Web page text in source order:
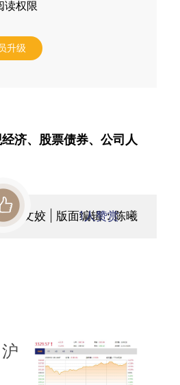
读权限
升级
经济、股票债券、公司人
曹文姣 | 版面编辑：陈曦
1人赞赏